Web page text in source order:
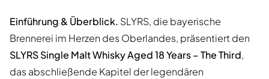
Einführung & Überblick. SLYRS, die bayerische
Brennerei im Herzen des Oberlandes, präsentiert den
SLYRS Single Malt Whisky Aged 18 Years – The Third,
das abschließende Kapitel der legendären